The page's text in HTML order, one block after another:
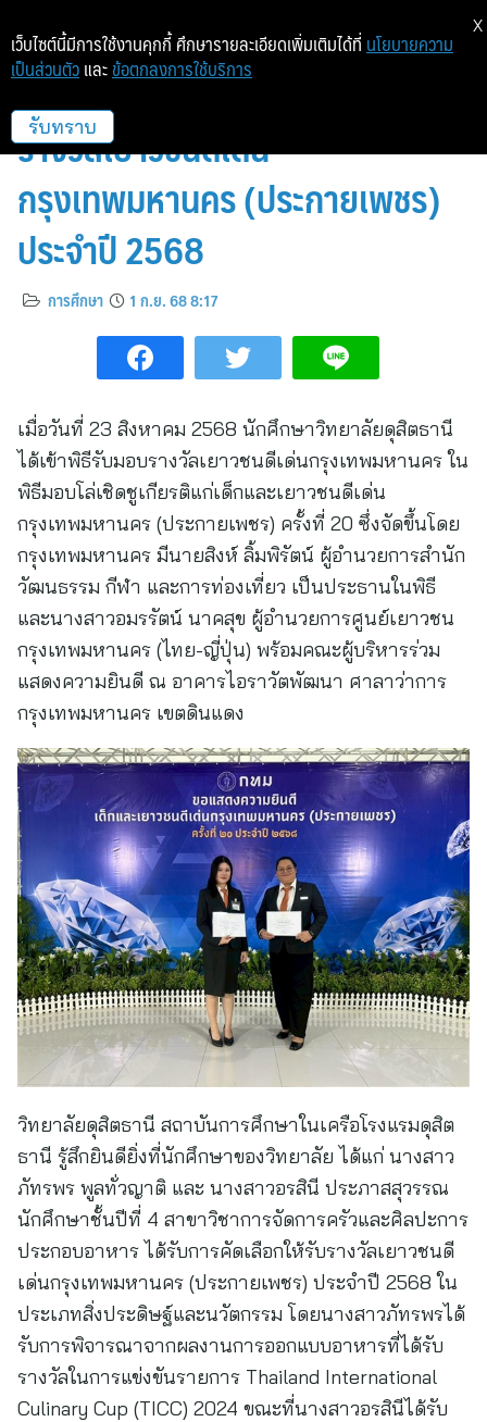
นักศึกษาวิทยาลัยดุสิตธานีคว้า
รางวัลเยาวชนดีเด่น
กรุงเทพมหานคร (ประกายเพชร)
ประจำปี 2568
การศึกษา 1 ก.ย. 68 8:17
เมื่อวันที่ 23 สิงหาคม 2568 นักศึกษาวิทยาลัยดุสิตธานี
ได้เข้าพิธีรับมอบรางวัลเยาวชนดีเด่นกรุงเทพมหานคร ใน
พิธีมอบโล่เชิดชูเกียรติแก่เด็กและเยาวชนดีเด่น
กรุงเทพมหานคร (ประกายเพชร) ครั้งที่ 20 ซึ่งจัดขึ้นโดย
กรุงเทพมหานคร มีนายสิงห์ ลิ้มพิรัตน์ ผู้อำนวยการสำนัก
วัฒนธรรม กีฬา และการท่องเที่ยว เป็นประธานในพิธี
และนางสาวอมรรัตน์ นาคสุข ผู้อำนวยการศูนย์เยาวชน
กรุงเทพมหานคร (ไทย-ญี่ปุ่น) พร้อมคณะผู้บริหารร่วม
แสดงความยินดี ณ อาคารไอราวัตพัฒนา ศาลาว่าการ
กรุงเทพมหานคร เขตดินแดง
วิทยาลัยดุสิตธานี สถาบันการศึกษาในเครือโรงแรมดุสิต
ธานี รู้สึกยินดียิ่งที่นักศึกษาของวิทยาลัย ได้แก่ นางสาว
ภัทรพร พูลทั่วญาติ และ นางสาวอรสินี ประภาสสุวรรณ
นักศึกษาชั้นปีที่ 4 สาขาวิชาการจัดการครัวและศิลปะการ
ประกอบอาหาร ได้รับการคัดเลือกให้รับรางวัลเยาวชนดี
เด่นกรุงเทพมหานคร (ประกายเพชร) ประจำปี 2568 ใน
ประเภทสิ่งประดิษฐ์และนวัตกรรม โดยนางสาวภัทรพรได้
รับการพิจารณาจากผลงานการออกแบบอาหารที่ได้รับ
รางวัลในการแข่งขันรายการ Thailand International
Culinary Cup (TICC) 2024 ขณะที่นางสาวอรสินีได้รับ
เว็บไซต์นี้มีการใช้งานคุกกี้ ศึกษารายละเอียดเพิ่มเติมได้ที่ นโยบายความ
เป็นส่วนตัว และ ข้อตกลงการใช้บริการ
รับทราบ
X